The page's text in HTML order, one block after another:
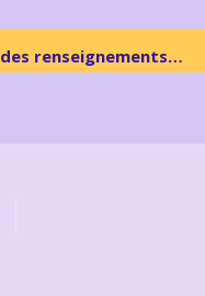
des renseignements…